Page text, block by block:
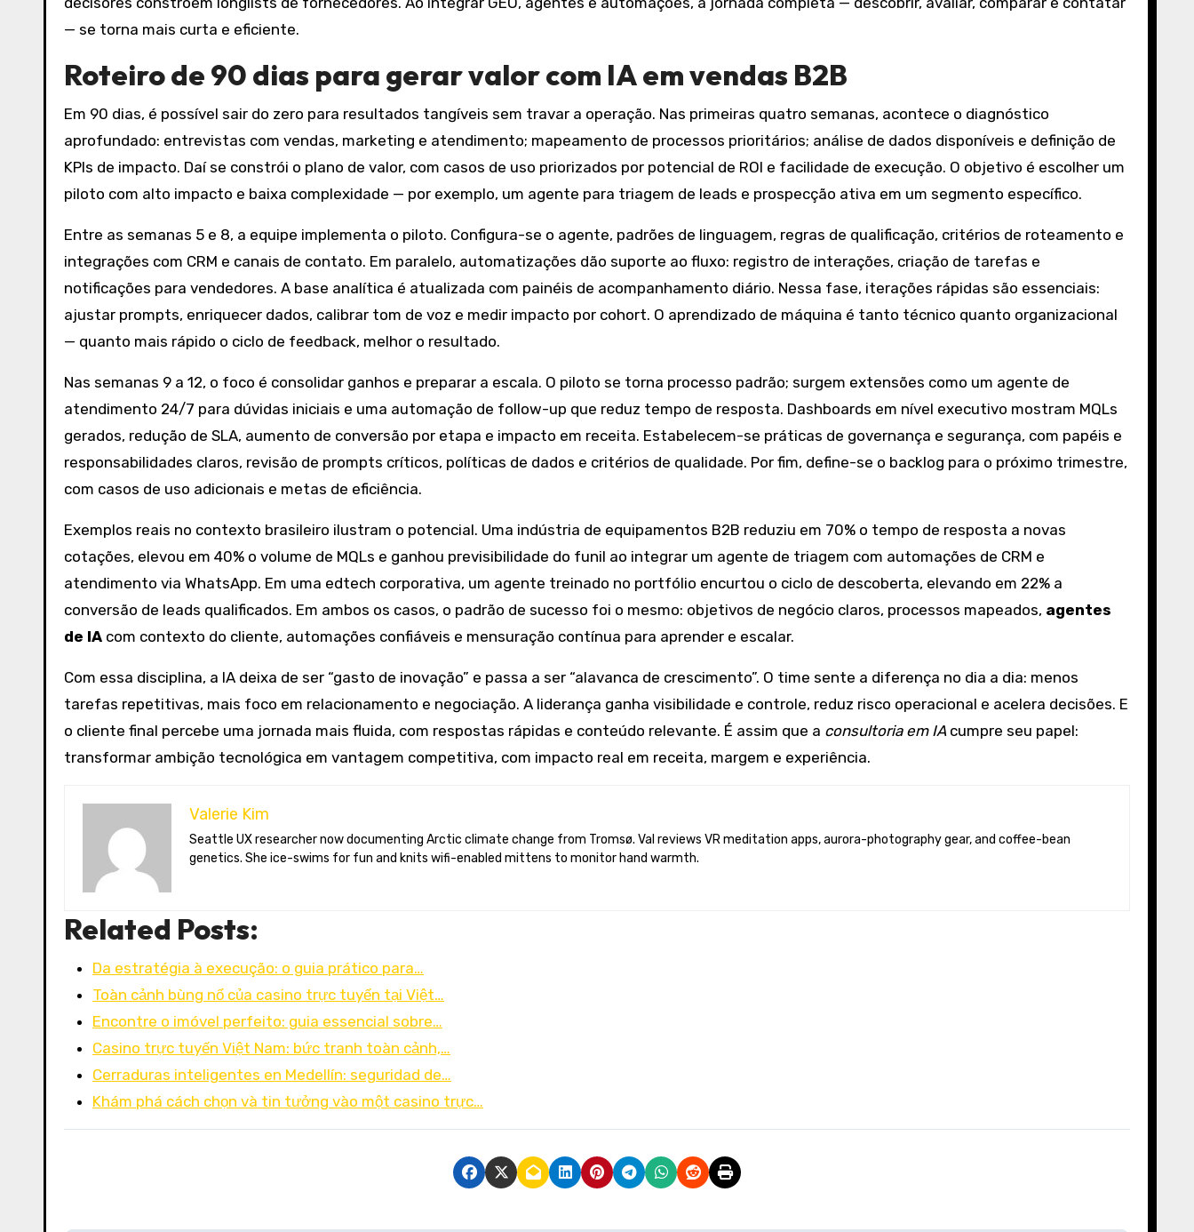
— se torna mais curta e eficiente.
Roteiro de 90 dias para gerar valor com IA em vendas B2B
Em 90 dias, é possível sair do zero para resultados tangíveis sem travar a operação. Nas primeiras quatro semanas, acontece o diagnóstico
aprofundado: entrevistas com vendas, marketing e atendimento; mapeamento de processos prioritários; análise de dados disponíveis e definição de
KPIs de impacto. Daí se constrói o plano de valor, com casos de uso priorizados por potencial de ROI e facilidade de execução. O objetivo é escolher um
piloto com alto impacto e baixa complexidade — por exemplo, um agente para triagem de leads e prospecção ativa em um segmento específico.
Entre as semanas 5 e 8, a equipe implementa o piloto. Configura-se o agente, padrões de linguagem, regras de qualificação, critérios de roteamento e
integrações com CRM e canais de contato. Em paralelo, automatizações dão suporte ao fluxo: registro de interações, criação de tarefas e
notificações para vendedores. A base analítica é atualizada com painéis de acompanhamento diário. Nessa fase, iterações rápidas são essenciais:
ajustar prompts, enriquecer dados, calibrar tom de voz e medir impacto por cohort. O aprendizado de máquina é tanto técnico quanto organizacional
— quanto mais rápido o ciclo de feedback, melhor o resultado.
Nas semanas 9 a 12, o foco é consolidar ganhos e preparar a escala. O piloto se torna processo padrão; surgem extensões como um agente de
atendimento 24/7 para dúvidas iniciais e uma automação de follow-up que reduz tempo de resposta. Dashboards em nível executivo mostram MQLs
gerados, redução de SLA, aumento de conversão por etapa e impacto em receita. Estabelecem-se práticas de governança e segurança, com papéis e
responsabilidades claros, revisão de prompts críticos, políticas de dados e critérios de qualidade. Por fim, define-se o backlog para o próximo trimestre,
com casos de uso adicionais e metas de eficiência.
Exemplos reais no contexto brasileiro ilustram o potencial. Uma indústria de equipamentos B2B reduziu em 70% o tempo de resposta a novas
cotações, elevou em 40% o volume de MQLs e ganhou previsibilidade do funil ao integrar um agente de triagem com automações de CRM e
atendimento via WhatsApp. Em uma edtech corporativa, um agente treinado no portfólio encurtou o ciclo de descoberta, elevando em 22% a
conversão de leads qualificados. Em ambos os casos, o padrão de sucesso foi o mesmo: objetivos de negócio claros, processos mapeados, agentes
de IA com contexto do cliente, automações confiáveis e mensuração contínua para aprender e escalar.
Com essa disciplina, a IA deixa de ser “gasto de inovação” e passa a ser “alavanca de crescimento”. O time sente a diferença no dia a dia: menos
tarefas repetitivas, mais foco em relacionamento e negociação. A liderança ganha visibilidade e controle, reduz risco operacional e acelera decisões. E
o cliente final percebe uma jornada mais fluida, com respostas rápidas e conteúdo relevante. É assim que a consultoria em IA cumpre seu papel:
transformar ambição tecnológica em vantagem competitiva, com impacto real em receita, margem e experiência.
Valerie Kim
Seattle UX researcher now documenting Arctic climate change from Tromsø. Val reviews VR meditation apps, aurora-photography gear, and coffee-bean
genetics. She ice-swims for fun and knits wifi-enabled mittens to monitor hand warmth.
Related Posts:
Da estratégia à execução: o guia prático para…
Toàn cảnh bùng nổ của casino trực tuyến tại Việt…
Encontre o imóvel perfeito: guia essencial sobre…
Casino trực tuyến Việt Nam: bức tranh toàn cảnh,…
Cerraduras inteligentes en Medellín: seguridad de…
Khám phá cách chọn và tin tưởng vào một casino trực…